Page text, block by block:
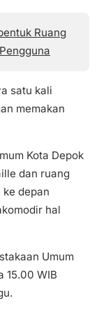
Ruang
satu kali
memakan
Kota Depok
dan ruang
depan
hal
Umum
15.00 WIB